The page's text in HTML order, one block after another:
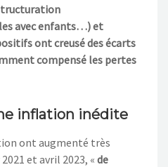
avec enfants…) et
ont creusé des écarts
compensé les pertes
inflation inédite
ont augmenté très
et avril 2023, « de